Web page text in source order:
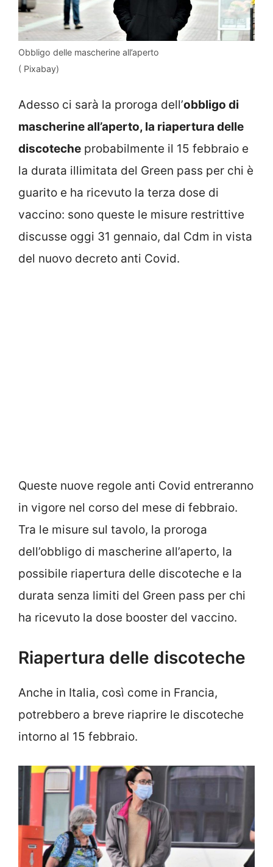
Obbligo delle mascherine all’aperto
( Pixabay)
Adesso ci sarà la proroga dell’obbligo di
mascherine all’aperto, la riapertura delle
discoteche probabilmente il 15 febbraio e
la durata illimitata del Green pass per chi è
guarito e ha ricevuto la terza dose di
vaccino: sono queste le misure restrittive
discusse oggi 31 gennaio, dal Cdm in vista
del nuovo decreto anti Covid.
Queste nuove regole anti Covid entreranno
in vigore nel corso del mese di febbraio.
Tra le misure sul tavolo, la proroga
dell’obbligo di mascherine all’aperto, la
possibile riapertura delle discoteche e la
durata senza limiti del Green pass per chi
ha ricevuto la dose booster del vaccino.
Riapertura delle discoteche
Anche in Italia, così come in Francia,
potrebbero a breve riaprire le discoteche
intorno al 15 febbraio.